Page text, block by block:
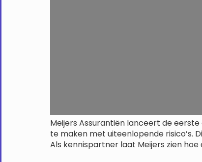
Meijers Assurantiën lanceert de
te maken met uiteenlopende risico’s.
Als kennispartner laat Meijers zien